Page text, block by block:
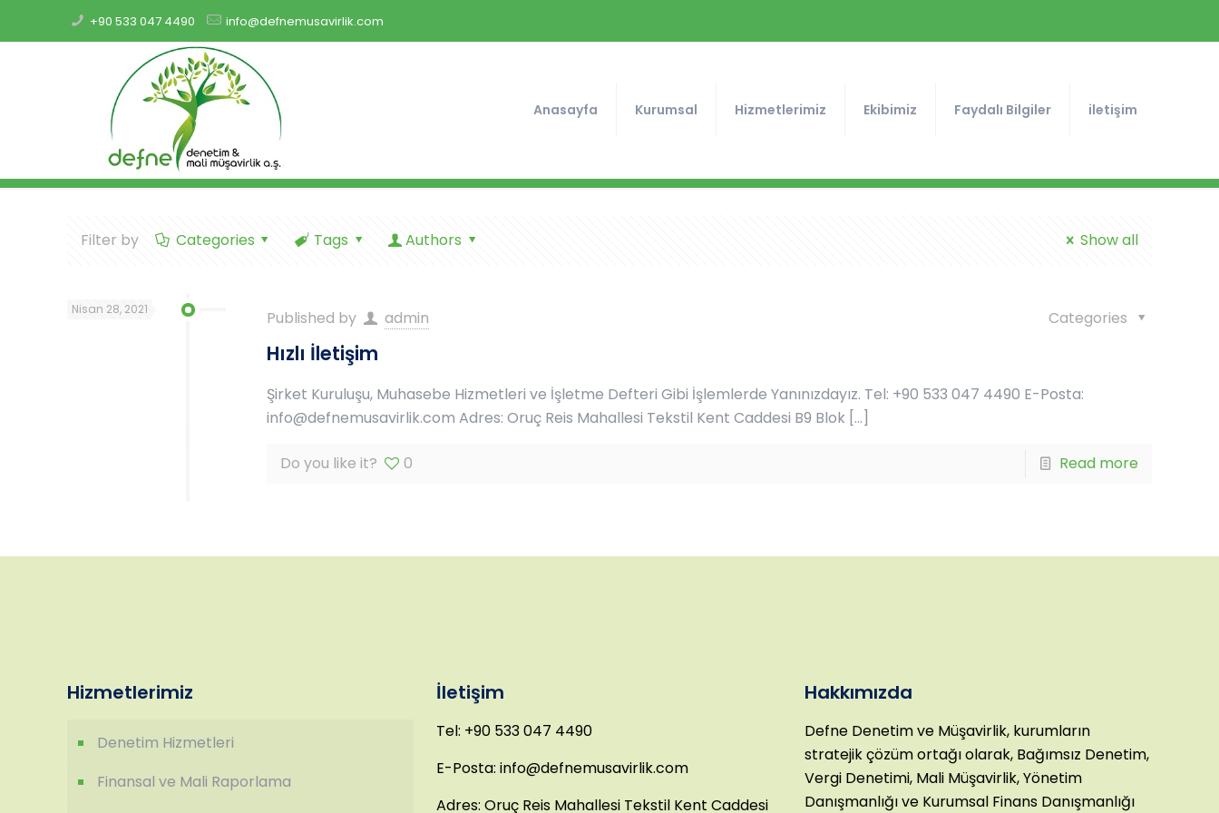
+90 533 047 4490 info@defnemusavirlik.com
Anasayfa Kurumsal Hizmetlerimiz Ekibimiz Faydalı Bilgiler iletişim
Filter by Categories Tags Authors Show all
Nisan 28, 2021 Published by admin Categories
Hızlı İletişim
Şirket Kuruluşu, Muhasebe Hizmetleri ve İşletme Defteri Gibi İşlemlerde Yanınızdayız. Tel: +90 533 047 4490 E-Posta:
info@defnemusavirlik.com Adres: Oruç Reis Mahallesi Tekstil Kent Caddesi B9 Blok […]
Do you like it? 0 Read more
Hizmetlerimiz
Denetim Hizmetleri
Finansal ve Mali Raporlama
İletişim
Tel: +90 533 047 4490
E-Posta: info@defnemusavirlik.com
Adres: Oruç Reis Mahallesi Tekstil Kent Caddesi
Hakkımızda
Defne Denetim ve Müşavirlik, kurumların
stratejik çözüm ortağı olarak, Bağımsız Denetim,
Vergi Denetimi, Mali Müşavirlik, Yönetim
Danışmanlığı ve Kurumsal Finans Danışmanlığı